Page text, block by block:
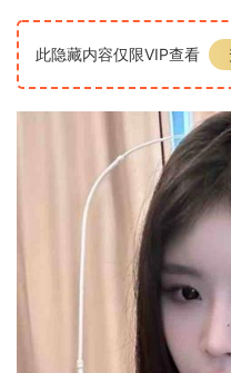
此隐藏内容仅限VIP查看